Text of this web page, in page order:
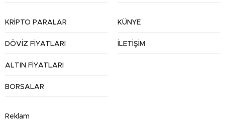
KRİPTO PARALAR
DÖVİZ FİYATLARI
ALTIN FİYATLARI
BORSALAR
KÜNYE
İLETİŞİM
Reklam